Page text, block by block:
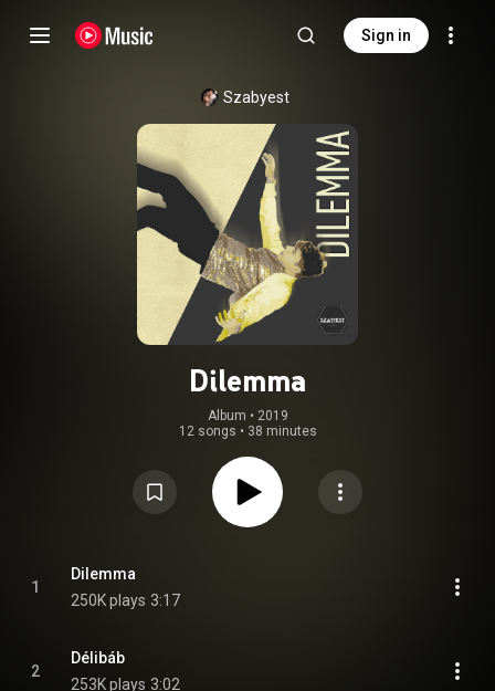
Sign in
Szabyest
Dilemma
Album • 2019
12 songs • 38 minutes
1
Dilemma
250K plays 3:17
2
Délibáb
253K plays 3:02